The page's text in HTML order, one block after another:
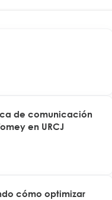
de comunicación
en URCJ
cómo optimizar